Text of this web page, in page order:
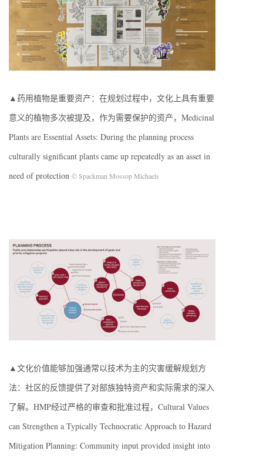
▲药用植物是重要资产：在规划过程中，文化上具有重要
意义的植物多次被提及，作为需要保护的资产，Medicinal
Plants are Essential Assets: During the planning process
culturally significant plants came up repeatedly as an asset in
need of protection © Spackman Mossop Michaels
▲文化价值能够加强通常以技术为主的灾害缓解规划方
法：社区的反馈提供了对部族独特资产和实际需求的深入
了解。HMP经过严格的审查和批准过程，Cultural Values
can Strengthen a Typically Technocratic Approach to Hazard
Mitigation Planning: Community input provided insight into